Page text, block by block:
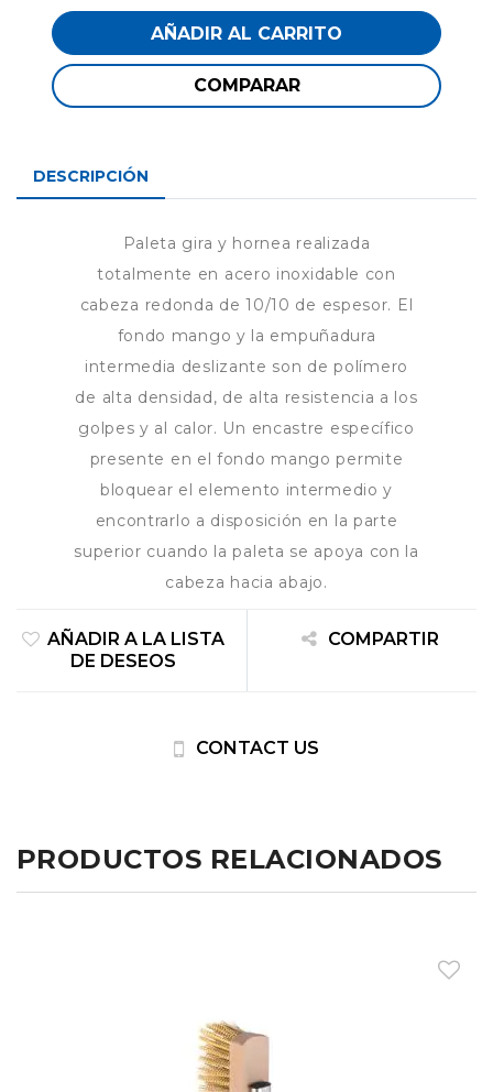
AÑADIR AL CARRITO
COMPARAR
DESCRIPCIÓN
Paleta gira y hornea realizada
totalmente en acero inoxidable con
cabeza redonda de 10/10 de espesor. El
fondo mango y la empuñadura
intermedia deslizante son de polímero
de alta densidad, de alta resistencia a los
golpes y al calor. Un encastre específico
presente en el fondo mango permite
bloquear el elemento intermedio y
encontrarlo a disposición en la parte
superior cuando la paleta se apoya con la
cabeza hacia abajo.
AÑADIR A LA LISTA
DE DESEOS
COMPARTIR
CONTACT US
PRODUCTOS RELACIONADOS